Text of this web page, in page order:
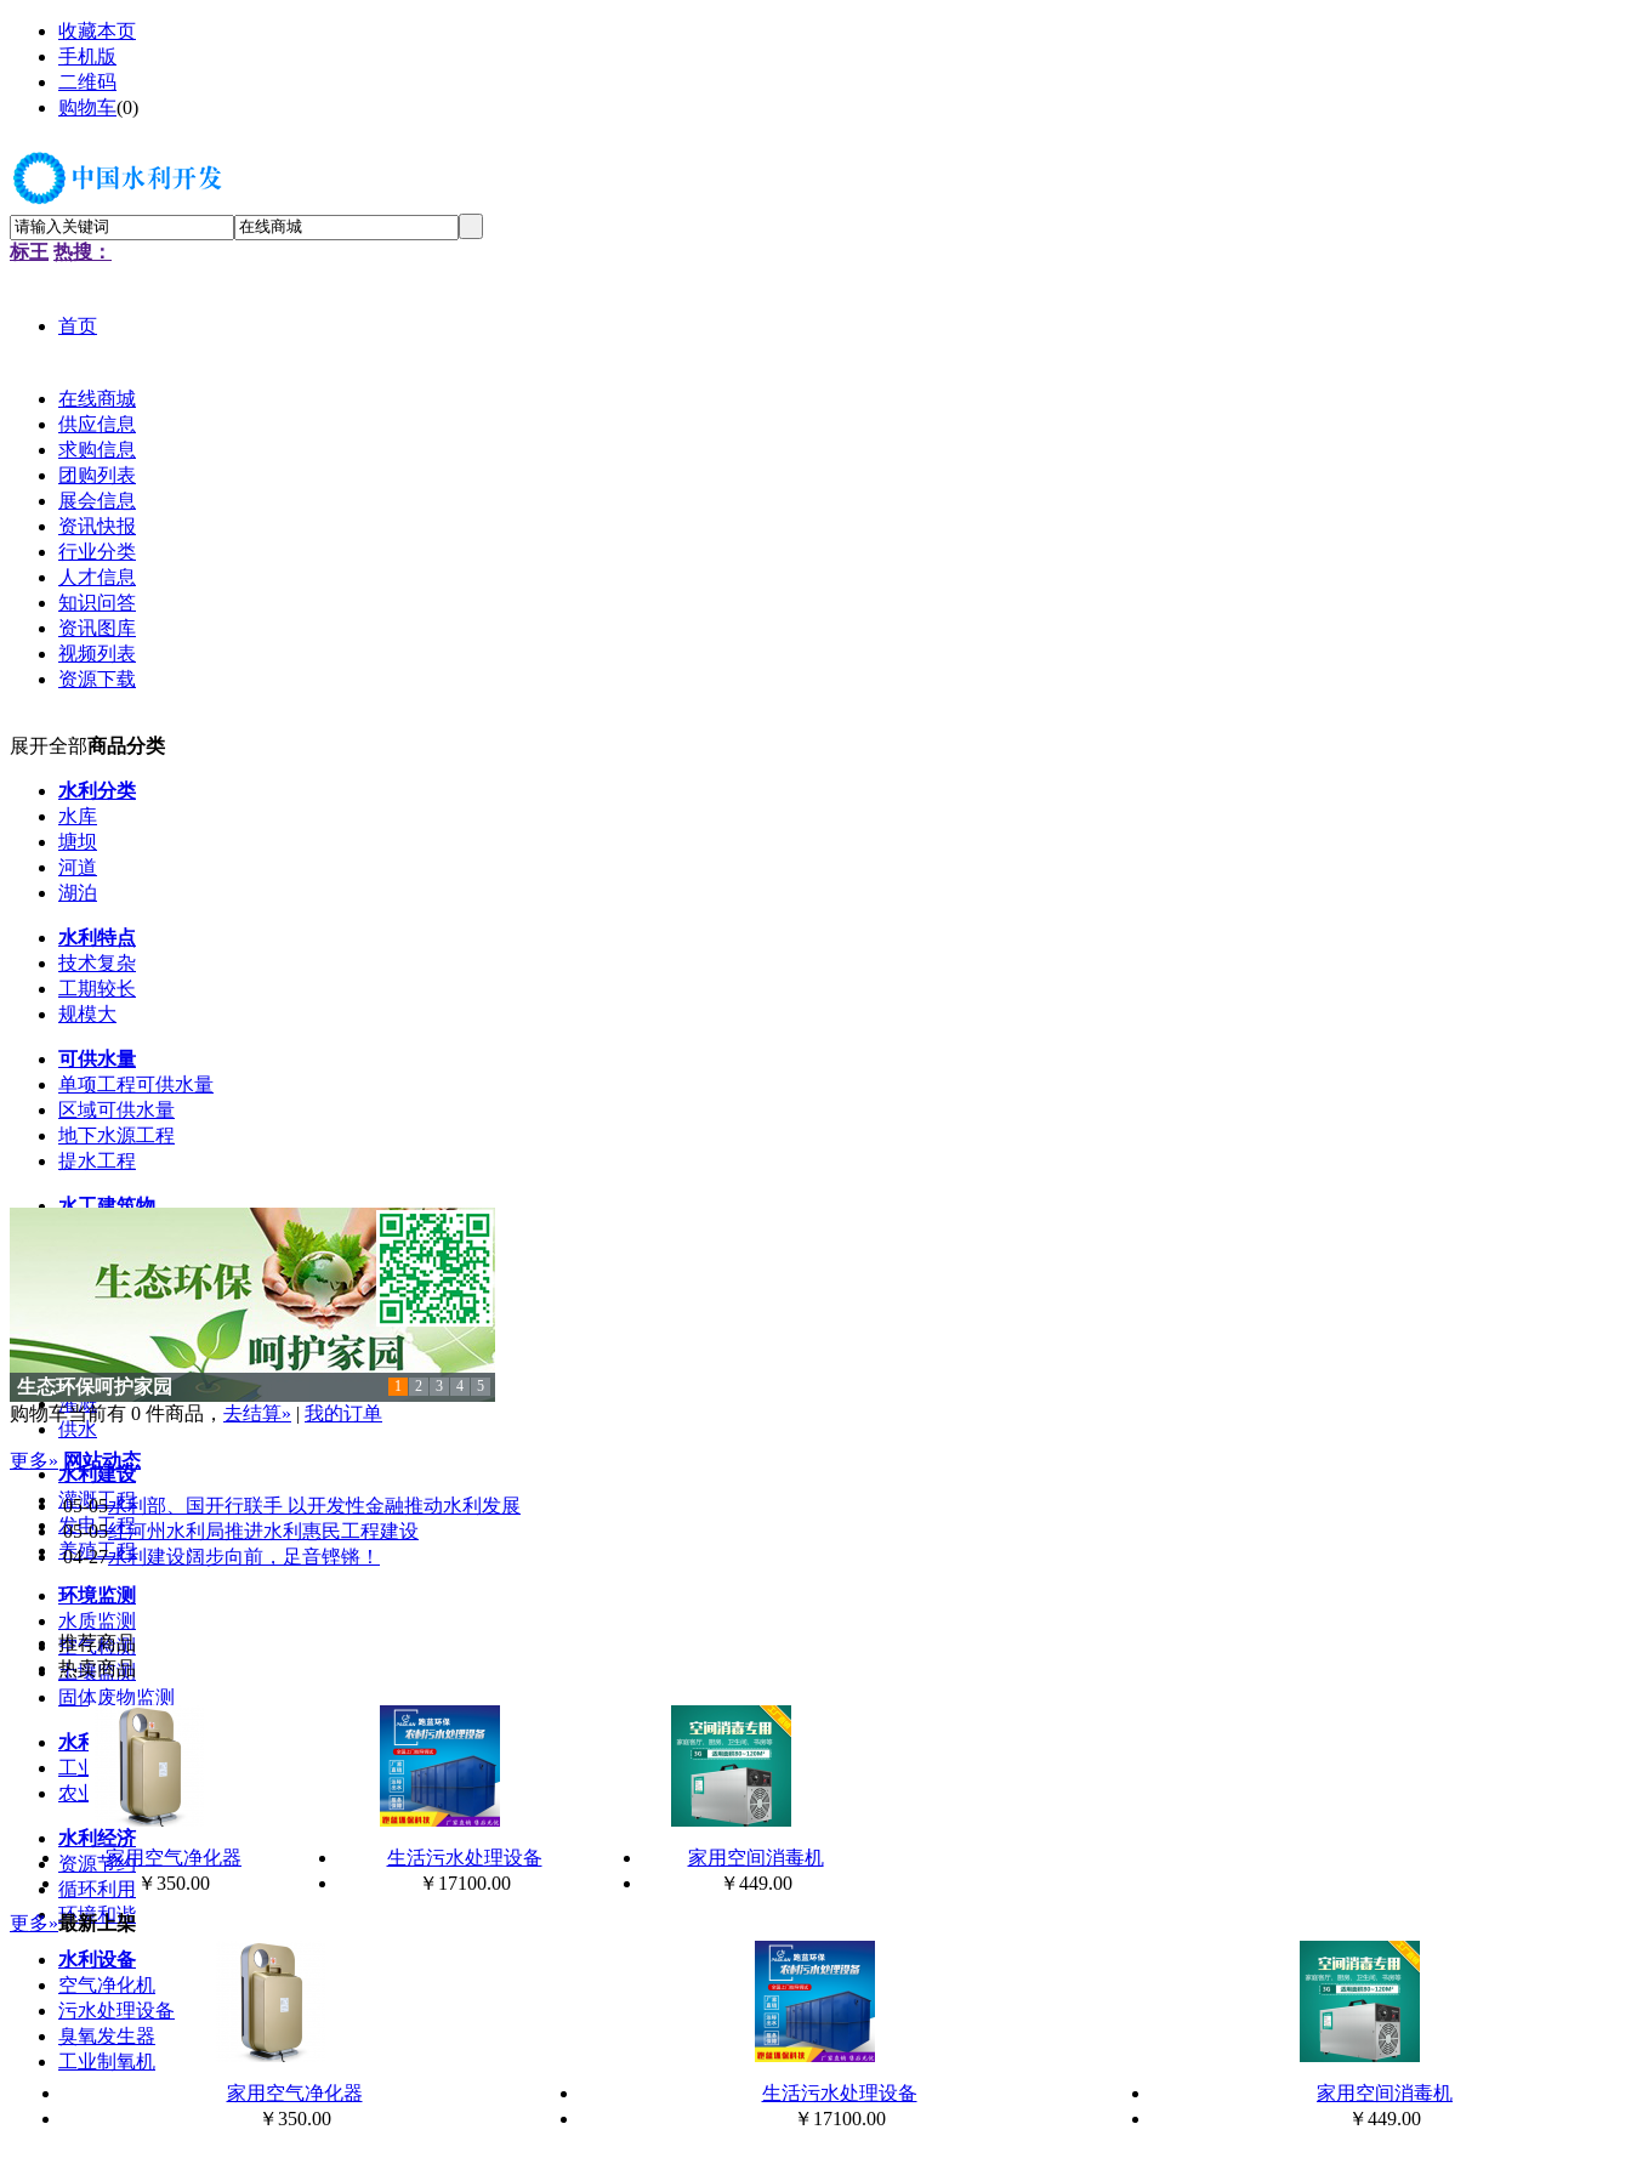
收藏本页
手机版
二维码
购物车(0)
标王 热搜：
首页
在线商城
供应信息
求购信息
团购列表
展会信息
资讯快报
行业分类
人才信息
知识问答
资讯图库
视频列表
资源下载
展开全部商品分类
水利分类
水库
塘坝
河道
湖泊
水利特点
技术复杂
工期较长
规模大
可供水量
单项工程可供水量
区域可供水量
地下水源工程
提水工程
水工建筑物
泄水建筑物
专门水工建筑物
防洪
发电
灌溉
供水
水利建设
灌溉工程
发电工程
养殖工程
环境监测
水质监测
空气检测
土壤监测
固体废物监测
水利废弃物
工业固体废弃物
农业固体废弃物
水利经济
资源节约
循环利用
环境和谐
水利设备
空气净化机
污水处理设备
臭氧发生器
工业制氧机
致力轻量化发展，创想绿色未来 1 2 3 4 5
购物车当前有 0 件商品， 去结算» | 我的订单
更多» 网站动态
05-05水利部、国开行联手 以开发性金融推动水利发展
05-05红河州水利局推进水利惠民工程建设
04-27水利建设阔步向前，足音铿锵！
推荐商品
热卖商品
家用空气净化器
￥350.00
生活污水处理设备
￥17100.00
家用空间消毒机
￥449.00
更多»最新上架
家用空气净化器
￥350.00
生活污水处理设备
￥17100.00
家用空间消毒机
￥449.00